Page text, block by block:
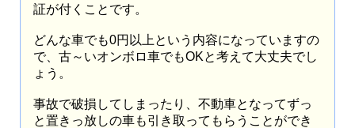
証が付くことです。
どんな車でも0円以上という内容になっていますの
で、古～いオンボロ車でもOKと考えて大丈夫でし
ょう。
事故で破損してしまったり、不動車となってずっ
と置きっ放しの車も引き取ってもらうことができ